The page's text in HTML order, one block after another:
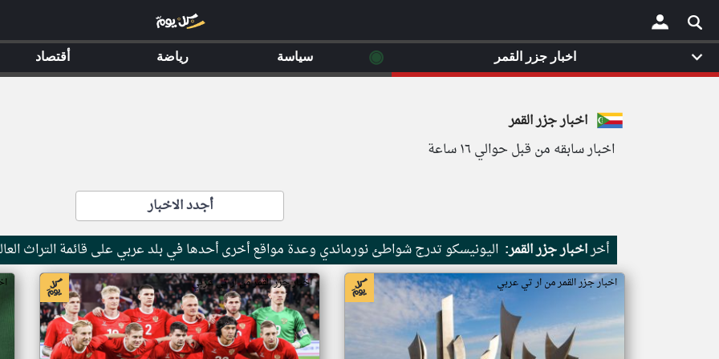
×
اخبار جزر القمر
اخبار سابقه من قبل حوالي ١٦ ساعة
أجدد الاخبار
أخراخبار جزر القمر: اليونيسكو تدرج شواطئ نورماندي وعدة مواقع أخرى أحدها في بلد عربي على قائمة التراث
اخبار جزر القمر من ار تي عربي اخبار جزر القمر من ار تي عربي
اخبار جزر القمر ◉ سياسة رياضة أقتصاد